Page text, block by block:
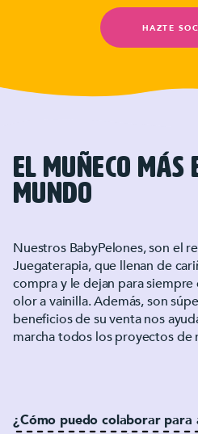
HAZTE
el muñeco
mundo
Nuestros BabyPelones, son el
Juegaterapia, que llenan de
compra y le dejan para siempre
olor a vainilla. Además, son
beneficios de su venta nos
marcha todos los proyectos de
¿Cómo puedo colaborar para